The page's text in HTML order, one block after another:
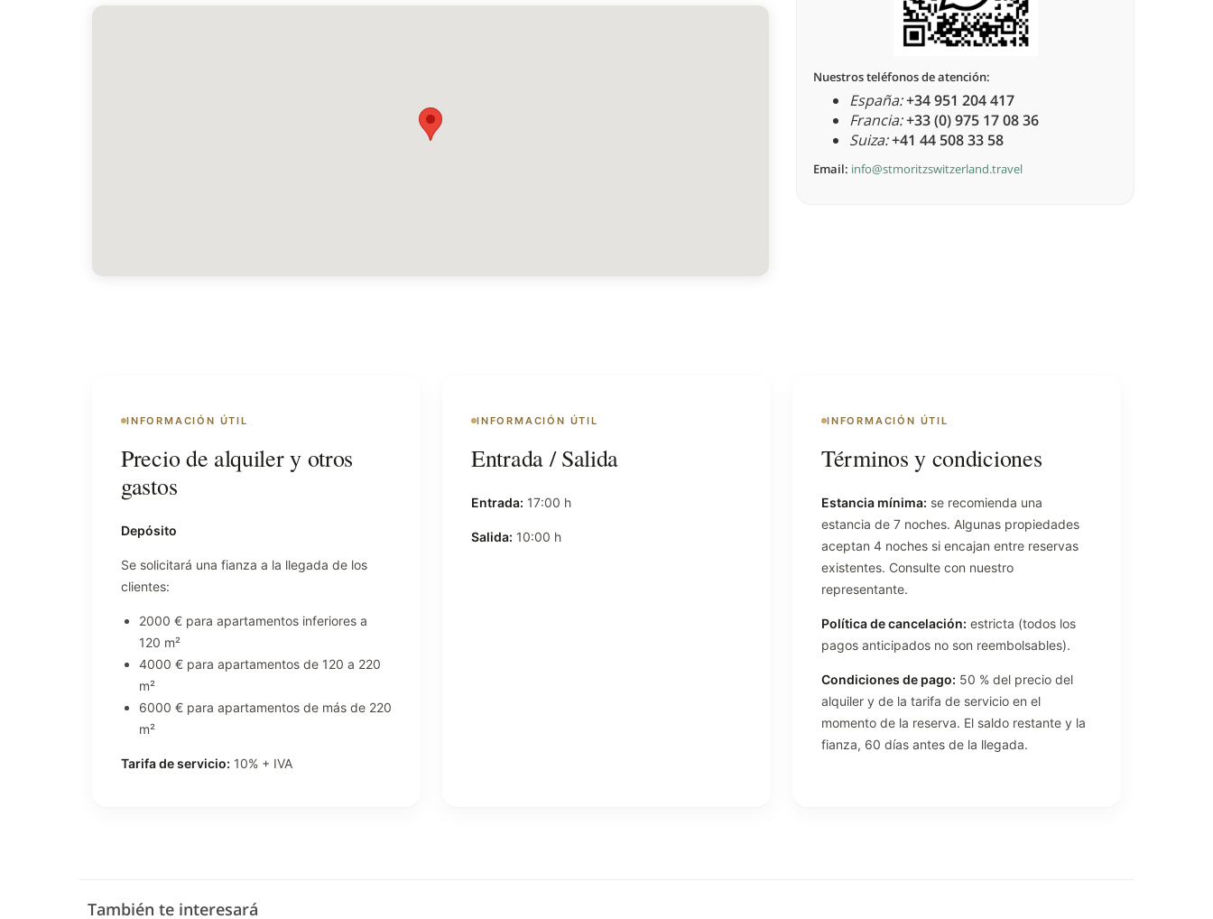
Nuestros teléfonos de atención:
España:+34 951 204 417
Francia:+33 (0) 975 17 08 36
Suiza:+41 44 508 33 58
Email: info@stmoritzswitzerland.travel
INFORMACIÓN ÚTIL
Precio de alquiler y otros
gastos
Depósito
Se solicitará una fianza a la llegada de los
clientes:
2000 € para apartamentos inferiores a
120 m²
4000 € para apartamentos de 120 a 220
m²
6000 € para apartamentos de más de 220
m²
Tarifa de servicio: 10% + IVA
INFORMACIÓN ÚTIL
Entrada / Salida
Entrada: 17:00 h
Salida: 10:00 h
INFORMACIÓN ÚTIL
Términos y condiciones
Estancia mínima: se recomienda una
estancia de 7 noches. Algunas propiedades
aceptan 4 noches si encajan entre reservas
existentes. Consulte con nuestro
representante.
Política de cancelación: estricta (todos los
pagos anticipados no son reembolsables).
Condiciones de pago: 50 % del precio del
alquiler y de la tarifa de servicio en el
momento de la reserva. El saldo restante y la
fianza, 60 días antes de la llegada.
También te interesará